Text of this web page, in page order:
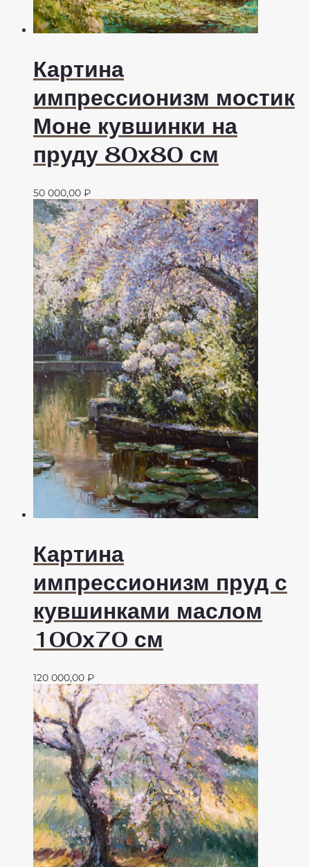
Картина
импрессионизм мостик
Моне кувшинки на
пруду 80х80 см
50 000,00 ₽
Картина
импрессионизм пруд с
кувшинками маслом
100х70 см
120 000,00 ₽